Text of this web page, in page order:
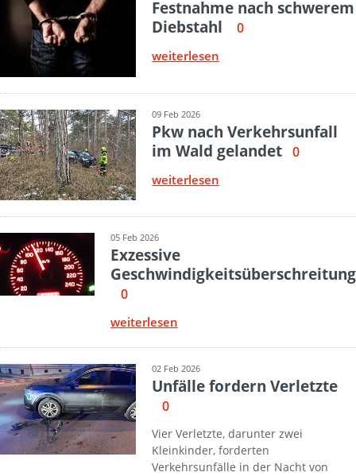
Festnahme nach schwerem
Diebstahl
0
weiterlesen
09 Feb 2026
Pkw nach Verkehrsunfall
im Wald gelandet
0
weiterlesen
05 Feb 2026
Exzessive
Geschwindigkeitsüberschreitung
0
weiterlesen
02 Feb 2026
Unfälle fordern Verletzte
0
Vier Verletzte, darunter zwei
Kleinkinder, forderten
Verkehrsunfälle in der Nacht von